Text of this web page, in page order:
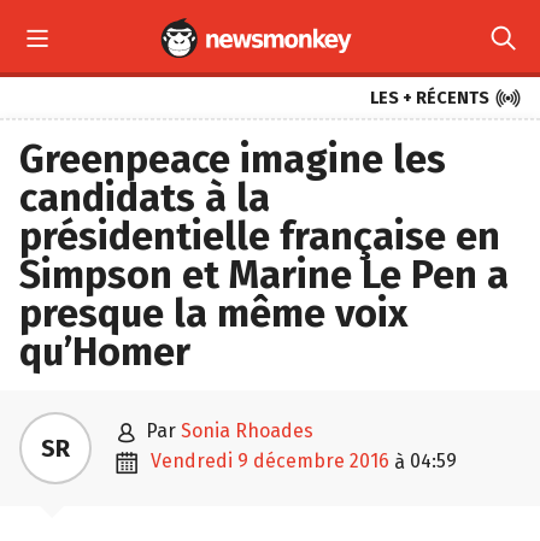
 
LES + RÉCENTS 
Greenpeace imagine les
candidats à la
présidentielle française en
Simpson et Marine Le Pen a
presque la même voix
qu’Homer
SR  par Sonia Rhoades
 vendredi 9 décembre 2016 à 04:59